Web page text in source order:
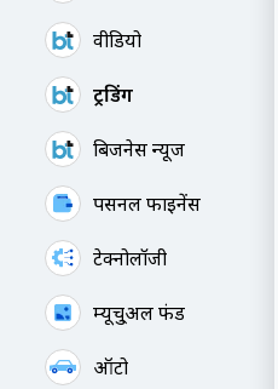
वीडियो
ट्रेंडिंग
बिजनेस न्यूज
पर्सनल फाइनेंस
टेक्नोलॉजी
म्यूचु्अल फंड
ऑटो